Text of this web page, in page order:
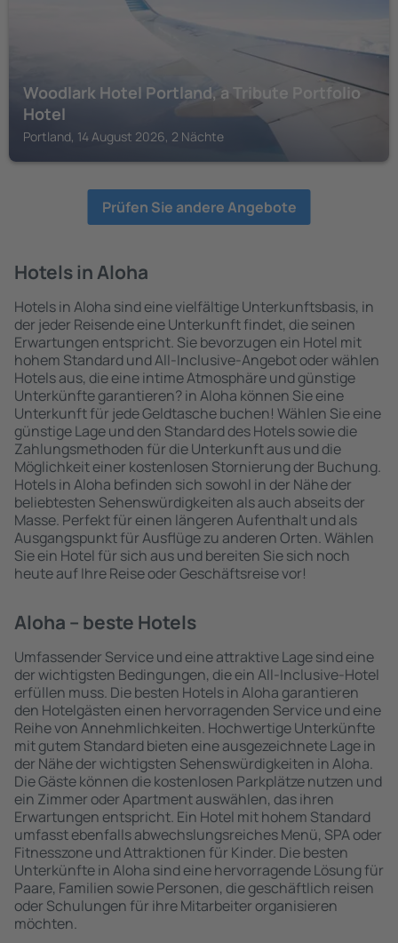
Woodlark Hotel Portland, a Tribute Portfolio
Hotel
Portland, 14 August 2026, 2 Nächte
Prüfen Sie andere Angebote
Hotels in Aloha
Hotels in Aloha sind eine vielfältige Unterkunftsbasis, in
der jeder Reisende eine Unterkunft findet, die seinen
Erwartungen entspricht. Sie bevorzugen ein Hotel mit
hohem Standard und All-Inclusive-Angebot oder wählen
Hotels aus, die eine intime Atmosphäre und günstige
Unterkünfte garantieren? in Aloha können Sie eine
Unterkunft für jede Geldtasche buchen! Wählen Sie eine
günstige Lage und den Standard des Hotels sowie die
Zahlungsmethoden für die Unterkunft aus und die
Möglichkeit einer kostenlosen Stornierung der Buchung.
Hotels in Aloha befinden sich sowohl in der Nähe der
beliebtesten Sehenswürdigkeiten als auch abseits der
Masse. Perfekt für einen längeren Aufenthalt und als
Ausgangspunkt für Ausflüge zu anderen Orten. Wählen
Sie ein Hotel für sich aus und bereiten Sie sich noch
heute auf Ihre Reise oder Geschäftsreise vor!
Aloha – beste Hotels
Umfassender Service und eine attraktive Lage sind eine
der wichtigsten Bedingungen, die ein All-Inclusive-Hotel
erfüllen muss. Die besten Hotels in Aloha garantieren
den Hotelgästen einen hervorragenden Service und eine
Reihe von Annehmlichkeiten. Hochwertige Unterkünfte
mit gutem Standard bieten eine ausgezeichnete Lage in
der Nähe der wichtigsten Sehenswürdigkeiten in Aloha.
Die Gäste können die kostenlosen Parkplätze nutzen und
ein Zimmer oder Apartment auswählen, das ihren
Erwartungen entspricht. Ein Hotel mit hohem Standard
umfasst ebenfalls abwechslungsreiches Menü, SPA oder
Fitnesszone und Attraktionen für Kinder. Die besten
Unterkünfte in Aloha sind eine hervorragende Lösung für
Paare, Familien sowie Personen, die geschäftlich reisen
oder Schulungen für ihre Mitarbeiter organisieren
möchten.